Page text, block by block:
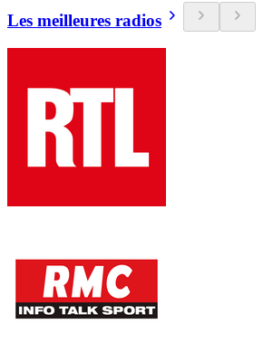
Les meilleures radios